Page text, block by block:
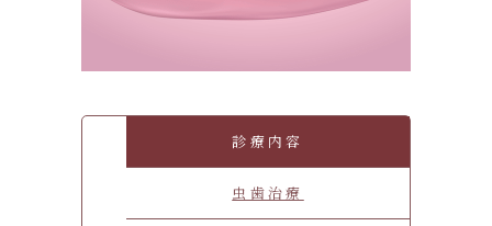
診療内容
虫歯治療